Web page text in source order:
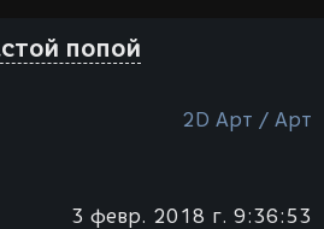
попой
2D Арт / Арт
3 февр. 2018 г. 9:36:53